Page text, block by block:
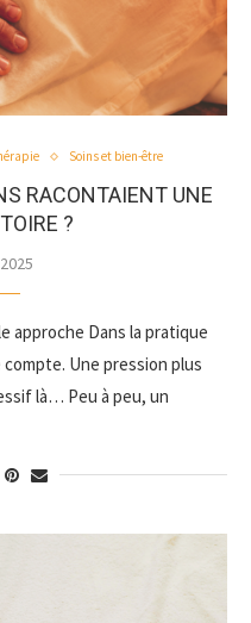
Soins et bien-être
RACONTAIENT UNE
?
approche Dans la pratique
Une pression plus
là… Peu à peu, un